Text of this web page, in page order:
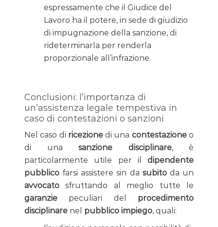
espressamente che il Giudice del
Lavoro ha il potere, in sede di giudizio
di impugnazione della sanzione, di
rideterminarla per renderla
proporzionale all’infrazione.
Conclusioni: l’importanza di
un’assistenza legale tempestiva in
caso di contestazioni o sanzioni
Nel caso di ricezionedi una contestazioneo
di una sanzione disciplinare, è
particolarmente utile per il dipendente
pubblico farsi assistere sin da subitoda un
avvocato sfruttando al meglio tutte le
garanzie peculiari del procedimento
disciplinare nel pubblico impiego, quali: